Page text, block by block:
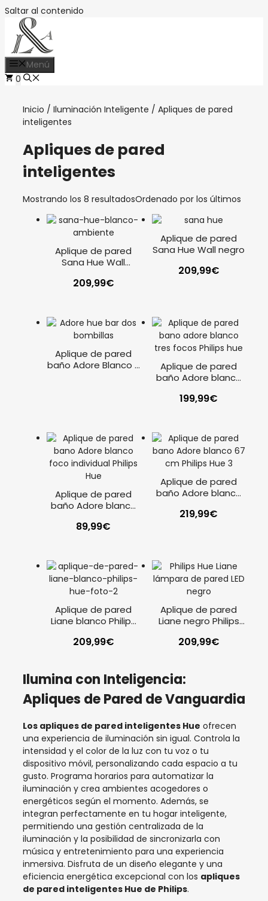
Saltar al contenido
Menú
0
Inicio / Iluminación Inteligente / Apliques de pared
inteligentes
Apliques de pared
inteligentes
Mostrando los 8 resultadosOrdenado por los últimos
Aplique de pared
Sana Hue Wall
209,99€
Aplique de pared
Sana Hue Wall negro
209,99€
Aplique de pared
baño Adore Blanco 2
Aplique de pared
baño Adore blanco
Hue
199,99€
Aplique de pared
baño Adore blanco
Hue
89,99€
Aplique de pared
baño Adore blanco
219,99€
Aplique de pared
Liane blanco Philips
209,99€
Aplique de pared
Liane negro Philips
209,99€
Ilumina con Inteligencia:
Apliques de Pared de Vanguardia
Los apliques de pared inteligentes Hue ofrecen
una experiencia de iluminación sin igual. Controla la
intensidad y el color de la luz con tu voz o tu
dispositivo móvil, personalizando cada espacio a tu
gusto. Programa horarios para automatizar la
iluminación y crea ambientes acogedores o
energéticos según el momento. Además, se
integran perfectamente en tu hogar inteligente,
permitiendo una gestión centralizada de la
iluminación y la posibilidad de sincronizarla con
música y entretenimiento para una experiencia
inmersiva. Disfruta de un diseño elegante y una
eficiencia energética excepcional con los apliques
de pared inteligentes Hue de Philips.